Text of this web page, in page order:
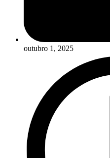
outubro 1, 2025